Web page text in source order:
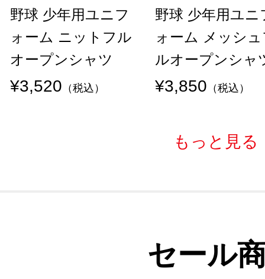
野球 少年用ユニフ
ォーム ニットフル
オープンシャツ
¥3,520 （税込）
野球 少年用ユニ
ォーム メッシ
ルオープンシャ
¥3,850 （税込）
もっと見る
セール